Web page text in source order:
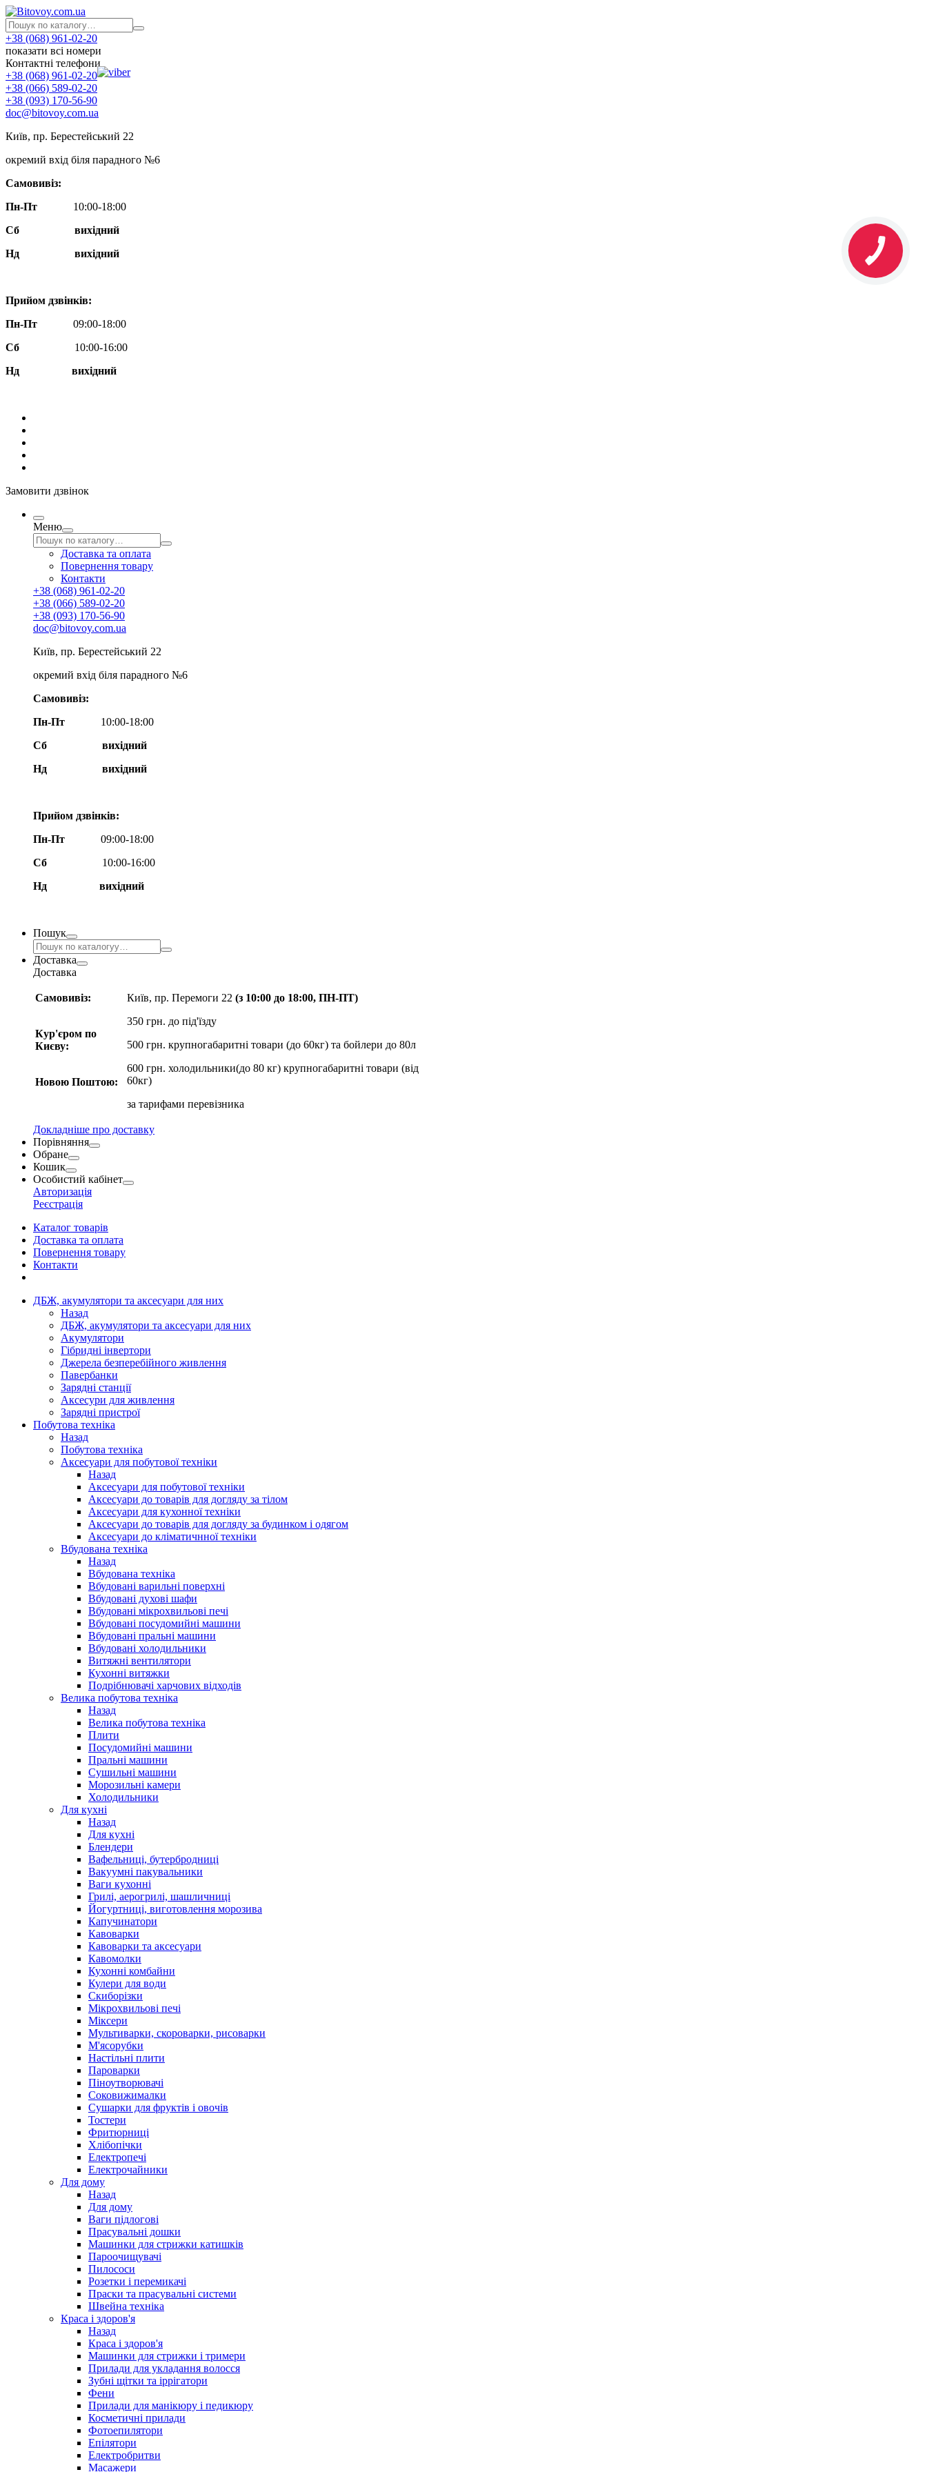
+38 (068) 961-02-20
показати всі номери
Контактні телефони
+38 (068) 961-02-20
+38 (066) 589-02-20
+38 (093) 170-56-90
doc@bitovoy.com.ua
Київ, пр. Берестейський 22
окремий вхід біля парадного №6
Самовивіз:
Пн-Пт
10:00-18:00
Сб
вихідний
Нд
вихідний
Прийом дзвінків:
Пн-Пт
09:00-18:00
Сб
10:00-16:00
Нд вихідний
Замовити дзвінок
Меню
Доставка та оплата
Повернення товару
Контакти
+38 (068) 961-02-20
+38 (066) 589-02-20
+38 (093) 170-56-90
doc@bitovoy.com.ua
Київ, пр. Берестейський 22
окремий вхід біля парадного №6
Самовивіз:
Пн-Пт
10:00-18:00
Сб
вихідний
Нд
вихідний
Прийом дзвінків:
Пн-Пт
09:00-18:00
Сб
10:00-16:00
Нд вихідний
Пошук
Доставка
Доставка
Самовивіз:
Кур'єром по
Києву:
Новою Поштою:
Київ, пр. Перемоги 22 (з 10:00 до 18:00, ПН-ПТ)
350 грн. до під'їзду
500 грн. крупногабаритні товари (до 60кг) та бойлери до 80л
600 грн. холодильники(до 80 кг) крупногабаритні товари (від
60кг)
за тарифами перевізника
Докладніше про доставку
Порівняння
Обране
Кошик
Особистий кабінет
Авторизація
Реєстрація
Каталог товарів
Доставка та оплата
Повернення товару
Контакти
ДБЖ, акумулятори та аксесуари для них
Назад
ДБЖ, акумулятори та аксесуари для них
Акумулятори
Гібридні інвертори
Джерела безперебійного живлення
Павербанки
Зарядні станції
Аксесури для живлення
Зарядні пристрої
Побутова техніка
Назад
Побутова техніка
Аксесуари для побутової техніки
Назад
Аксесуари для побутової техніки
Аксесуари до товарів для догляду за тілом
Аксесуари для кухонної техніки
Аксесуари до товарів для догляду за будинком і одягом
Аксесуари до кліматичнної техніки
Вбудована техніка
Назад
Вбудована техніка
Вбудовані варильні поверхні
Вбудовані духові шафи
Вбудовані мікрохвильові печі
Вбудовані посудомийні машини
Вбудовані пральні машини
Вбудовані холодильники
Витяжні вентилятори
Кухонні витяжки
Подрібнювачі харчових відходів
Велика побутова техніка
Назад
Велика побутова техніка
Плити
Посудомийні машини
Пральні машини
Сушильні машини
Морозильні камери
Холодильники
Для кухні
Назад
Для кухні
Блендери
Вафельниці, бутербродниці
Вакуумні пакувальники
Ваги кухонні
Грилі, аерогрилі, шашличниці
Йогуртниці, виготовлення морозива
Капучинатори
Кавоварки
Кавоварки та аксесуари
Кавомолки
Кухонні комбайни
Кулери для води
Скиборізки
Мікрохвильові печі
Міксери
Мультиварки, скороварки, рисоварки
М'ясорубки
Настільні плити
Пароварки
Піноутворювачі
Соковижималки
Сушарки для фруктів і овочів
Тостери
Фритюрниці
Хлібопічки
Електропечі
Електрочайники
Для дому
Назад
Для дому
Ваги підлогові
Прасувальні дошки
Машинки для стрижки катишків
Пароочищувачі
Пилососи
Розетки і перемикачі
Праски та прасувальні системи
Швейна техніка
Краса і здоров'я
Назад
Краса і здоров'я
Машинки для стрижки і тримери
Прилади для укладання волосся
Зубні щітки та іррігатори
Фени
Прилади для манікюру і педикюру
Косметичні прилади
Фотоепилятори
Епілятори
Електробритви
Масажери